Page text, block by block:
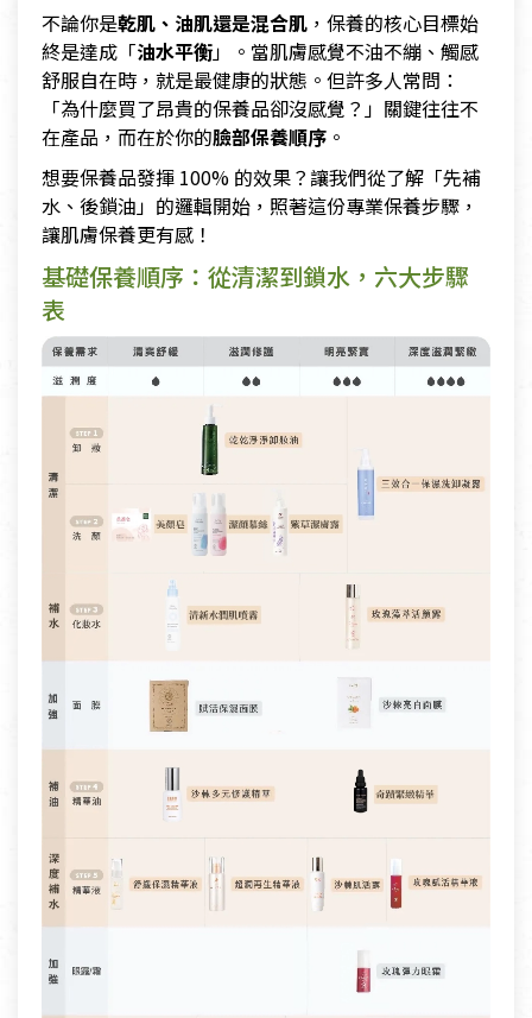
不論你是乾肌、油肌還是混合肌 ，保養的核心目標始
終是達成「油水平衡」。當肌膚感覺不油不繃、觸感
舒服自在時，就是最健康的狀態。但許多人常問：
「為什麼買了昂貴的保養品卻沒感覺？」關鍵往往不
在產品，而在於你的臉部保養順序 。
想要保養品發揮 100% 的效果？讓我們從了解「先補
水、後鎖油」的邏輯開始，照著這份專業保養步驟，
讓肌膚保養更有感！
基礎保養順序：從清潔到鎖水，六大步驟
表